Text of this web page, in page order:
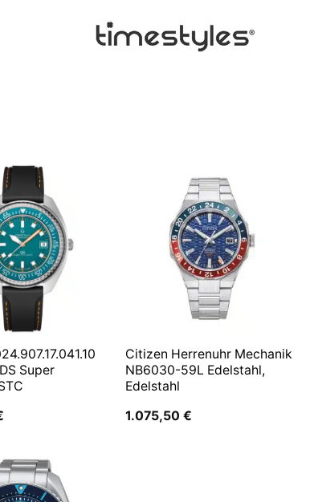
Super
Citizen Herrenuhr Mechanik
NB6030-59L Edelstahl,
Edelstahl
1.075,50 €